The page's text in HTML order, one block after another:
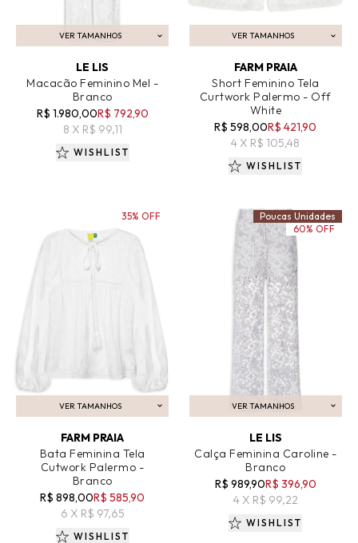
VER TAMANHOS
ADICIONAR AO CARRINHO
LE LIS
Macacão Feminino Mel -
Branco
R$ 1.980,00R$ 792,90
8 X R$ 99,11
WISHLIST
VER TAMANHOS
ADICIONAR AO CARRINHO
FARM PRAIA
Short Feminino Tela
Curtwork Palermo - Off
White
R$ 598,00R$ 421,90
4 X R$ 105,48
WISHLIST
VER TAMANHOS
ADICIONAR AO CARRINHO
FARM PRAIA
Bata Feminina Tela
Cutwork Palermo -
Branco
R$ 898,00R$ 585,90
6 X R$ 97,65
35% OFF
WISHLIST
VER TAMANHOS
ADICIONAR AO CARRINHO
LE LIS
Calça Feminina Caroline -
Branco
R$ 989,90R$ 396,90
4 X R$ 99,22
Poucas Unidades
60% OFF
WISHLIST